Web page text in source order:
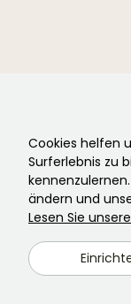
Cookies helfen
Surferlebnis zu
ändern und
Lesen Sie